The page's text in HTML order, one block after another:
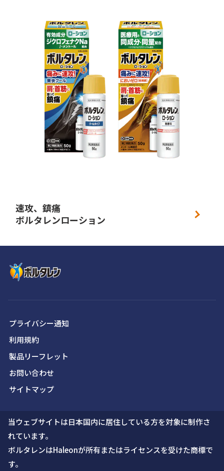
速攻、鎮痛
ボルタレンローション
プライバシー通知
利用規約
製品リーフレット
お問い合わせ
サイトマップ
当ウェブサイトは日本国内に居住している方を対象に制作さ
れています。
ボルタレンはHaleonが所有またはライセンスを受けた商標で
す。